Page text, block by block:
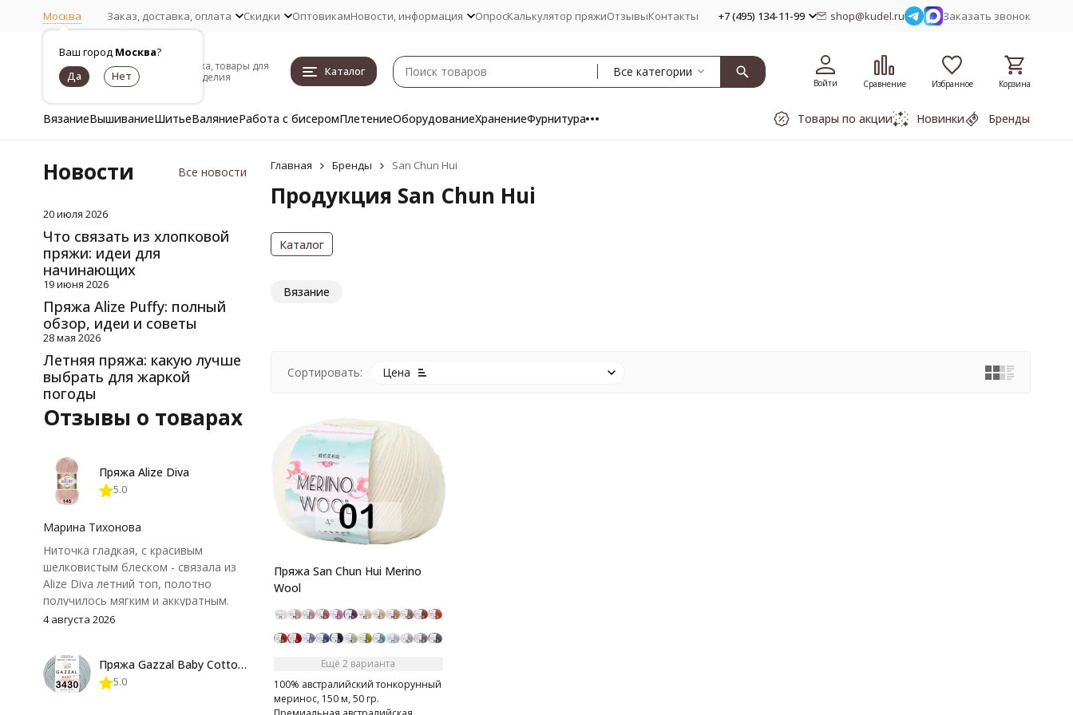
Москва
Ваш город Москва?
Заказ, доставка, оплата Скидки ОптовикамНовости, информация ОпросКалькулятор пряжиОтзывыКонтакты +7 (495) 134-11-99 shop@kudel.ru Заказать звонок
Пряжа, товары для
рукоделия
Каталог Все категории
Войти Сравнение Избранное Корзина
ВязаниеВышиваниеШитьеВаляниеРабота с бисеромПлетениеОборудованиеХранениеФурнитура Товары по акции Новинки Бренды
Главная Бренды San Chun Hui
Продукция San Chun Hui
Каталог
Вязание
Сортировать: Цена
Пряжа San Chun Hui Merino
Wool
Ещё 2 варианта
100% австралийский тонкорунный
меринос, 150 м, 50 гр.
Новости Все новости
20 июля 2026
Что связать из хлопковой
пряжи: идеи для
начинающих
19 июня 2026
Пряжа Alize Puffy: полный
обзор, идеи и советы
28 мая 2026
Летняя пряжа: какую лучше
выбрать для жаркой
погоды
Отзывы о товарах
Пряжа Alize Diva
5.0
Марина Тихонова
Ниточка гладкая, с красивым
шелковистым блеском - связала из
Alize Diva летний топ, полотно
получилось мягким и аккуратным.
Петли хорошо видны, вяжется
нюанс - пряжа немного скользит и
иногда расслаивается, пришлось
4 августа 2026
Пряжа Gazzal Baby Cotton 25
5.0